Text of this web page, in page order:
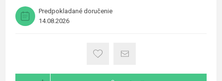
Predpokladané doručenie
14.08.2026